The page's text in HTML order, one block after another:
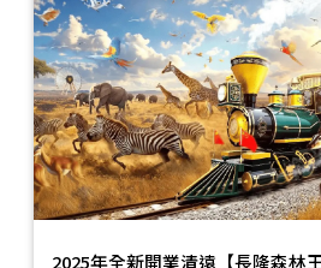
2025年全新開業清遠【長隆森林王